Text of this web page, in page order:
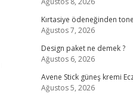
Kırtasiye ödeneğinden
Ağustos 7, 2026
Design paket ne demek ?
Ağustos 6, 2026
Avene Stick güneş kremi
Ağustos 5, 2026